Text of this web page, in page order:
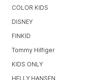
COLOR KIDS
DISNEY
FINKID
Tommy Hilfiger
KIDS ONLY
HELLY HANSEN